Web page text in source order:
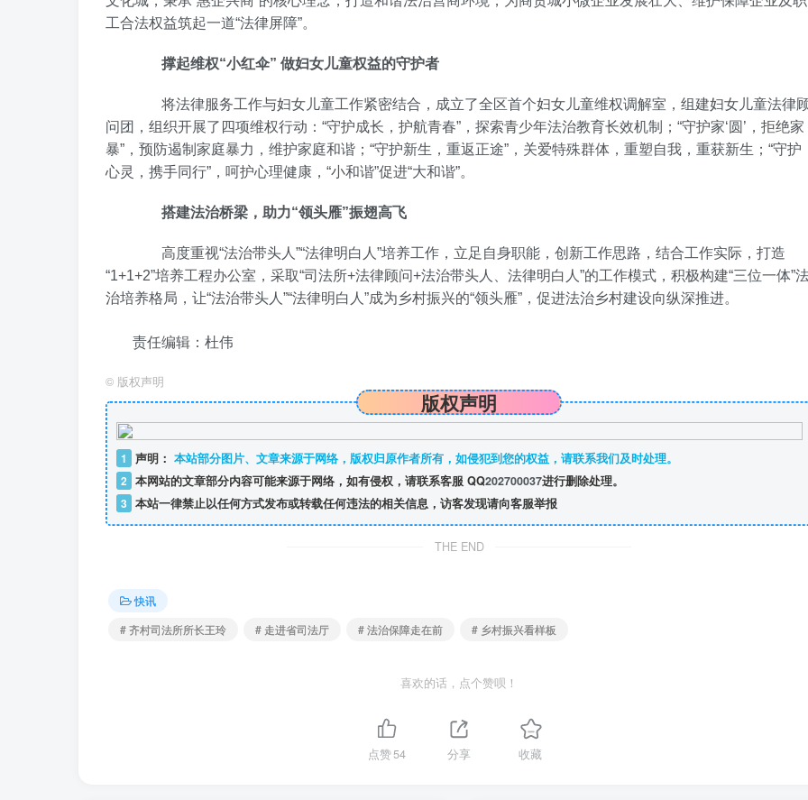
工合法权益筑起一道“法律屏障”。
撑起维权“小红伞” 做妇女儿童权益的守护者
将法律服务工作与妇女儿童工作紧密结合，成立了全区首个妇女儿童维权调解室，组建妇女儿童法律
问团，组织开展了四项维权行动：“守护成长，护航青春”，探索青少年法治教育长效机制；“守护家‘圆’，拒绝家
暴”，预防遏制家庭暴力，维护家庭和谐；“守护新生，重返正途”，关爱特殊群体，重塑自我，重获新生；“守护
心灵，携手同行”，呵护心理健康，“小和谐”促进“大和谐”。
搭建法治桥梁，助力“领头雁”振翅高飞
高度重视“法治带头人”“法律明白人”培养工作，立足自身职能，创新工作思路，结合工作实际，打造
“1+1+2”培养工程办公室，采取“司法所+法律顾问+法治带头人、法律明白人”的工作模式，积极构建“三位一体”
治培养格局，让“法治带头人”“法律明白人”成为乡村振兴的“领头雁”，促进法治乡村建设向纵深推进。
责任编辑：杜伟
© 版权声明
版权声明
1 声明： 本站部分图片、文章来源于网络，版权归原作者所有，如侵犯到您的权益，请联系我们及时处理。
2 本网站的文章部分内容可能来源于网络，如有侵权，请联系客服 QQ202700037进行删除处理。
3 本站一律禁止以任何方式发布或转载任何违法的相关信息，访客发现请向客服举报
THE END
快讯
# 齐村司法所所长王玲
# 走进省司法厅 # 法治保障走在前 # 乡村振兴看样板
喜欢的话，点个赞呗！
点赞54 分享 收藏